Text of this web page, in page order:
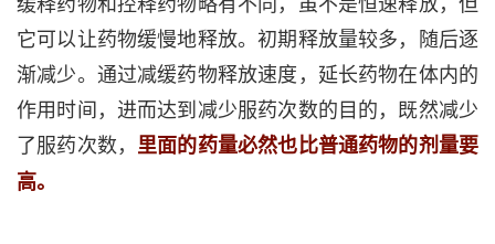
它可以让药物缓慢地释放。初期释放量较多，随后逐
渐减少。通过减缓药物释放速度，延长药物在体内的
作用时间，进而达到减少服药次数的目的，既然减少
了服药次数， 里面的药量必然也比普通药物的剂量要
高。